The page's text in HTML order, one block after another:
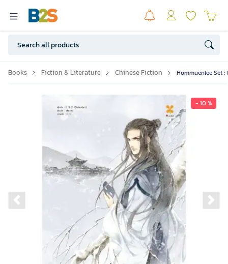
Books Fiction & Literature Chinese Fiction Hommuenlee Set :
- 10 %
Previous slide